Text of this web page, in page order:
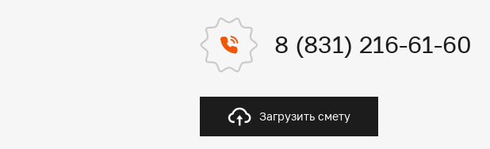
8 (831) 216-61-60
Загрузить смету